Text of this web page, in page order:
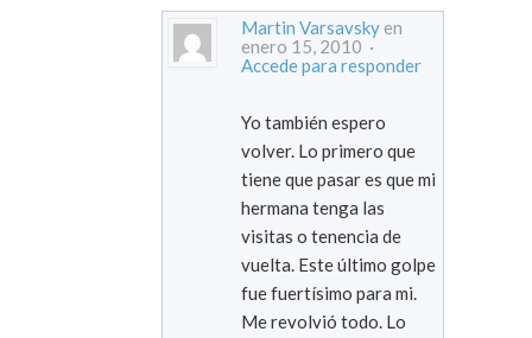
Martin Varsavsky en
enero 15, 2010 ·
Accede para responder
Yo también espero
volver. Lo primero que
tiene que pasar es que mi
hermana tenga las
visitas o tenencia de
vuelta. Este último golpe
fue fuertísimo para mi.
Me revolvió todo. Lo